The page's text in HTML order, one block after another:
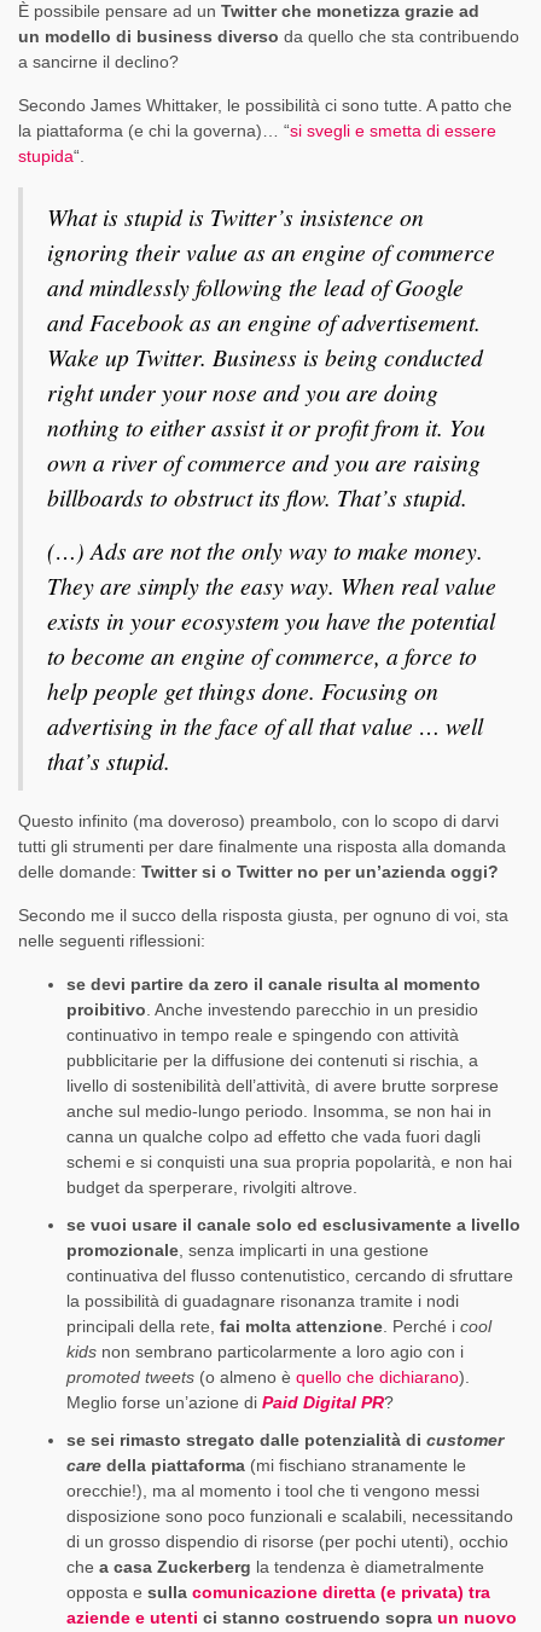
È possibile pensare ad un Twitter che monetizza grazie ad
un modello di business diverso da quello che sta contribuendo
a sancirne il declino?
Secondo James Whittaker, le possibilità ci sono tutte. A patto che
la piattaforma (e chi la governa)… “si svegli e smetta di essere
stupida“.
What is stupid is Twitter’s insistence on
ignoring their value as an engine of commerce
and mindlessly following the lead of Google
and Facebook as an engine of advertisement.
Wake up Twitter. Business is being conducted
right under your nose and you are doing
nothing to either assist it or profit from it. You
own a river of commerce and you are raising
billboards to obstruct its flow. That’s stupid.
(…) Ads are not the only way to make money.
They are simply the easy way. When real value
exists in your ecosystem you have the potential
to become an engine of commerce, a force to
help people get things done. Focusing on
advertising in the face of all that value … well
that’s stupid.
Questo infinito (ma doveroso) preambolo, con lo scopo di darvi
tutti gli strumenti per dare finalmente una risposta alla domanda
delle domande: Twitter si o Twitter no per un’azienda oggi?
Secondo me il succo della risposta giusta, per ognuno di voi, sta
nelle seguenti riflessioni:
se devi partire da zero il canale risulta al momento
proibitivo. Anche investendo parecchio in un presidio
continuativo in tempo reale e spingendo con attività
pubblicitarie per la diffusione dei contenuti si rischia, a
livello di sostenibilità dell’attività, di avere brutte sorprese
anche sul medio-lungo periodo. Insomma, se non hai in
canna un qualche colpo ad effetto che vada fuori dagli
schemi e si conquisti una sua propria popolarità, e non hai
budget da sperperare, rivolgiti altrove.
se vuoi usare il canale solo ed esclusivamente a livello
promozionale, senza implicarti in una gestione
continuativa del flusso contenutistico, cercando di sfruttare
la possibilità di guadagnare risonanza tramite i nodi
principali della rete, fai molta attenzione. Perché i cool
kids non sembrano particolarmente a loro agio con i
promoted tweets (o almeno è quello che dichiarano).
Meglio forse un’azione di Paid Digital PR?
se sei rimasto stregato dalle potenzialità di customer
care della piattaforma (mi fischiano stranamente le
orecchie!), ma al momento i tool che ti vengono messi
disposizione sono poco funzionali e scalabili, necessitando
di un grosso dispendio di risorse (per pochi utenti), occhio
che a casa Zuckerberg la tendenza è diametralmente
opposta e sulla comunicazione diretta (e privata) tra
aziende e utenti ci stanno costruendo sopra un nuovo